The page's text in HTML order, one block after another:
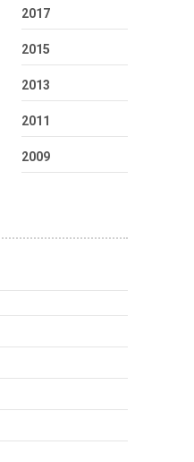
2017
2015
2013
2011
2009